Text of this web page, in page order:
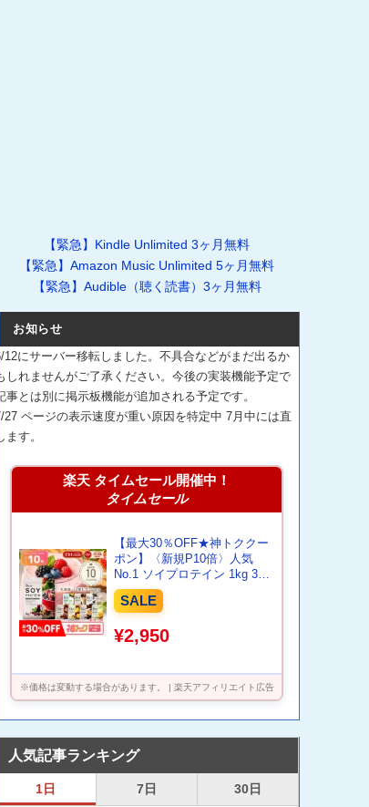
【緊急】Kindle Unlimited 3ヶ月無料
【緊急】Amazon Music Unlimited 5ヶ月無料
【緊急】Audible（聴く読書）3ヶ月無料
お知らせ
12にサーバー移転しました。不具合などがまだ出るか
しれませんがご了承ください。今後の実装機能予定で
事とは別に掲示板機能が追加される予定です。
27 ページの表示速度が重い原因を特定中 7月中には直
ます。
楽天 タイムセール開催中！
タイムセール
【最大30％OFF★神トククー
ポン】〈新規P10倍〉人気
No.1 ソイプロテイン 1kg 3kg
ザプロ ダイエット ソイ プロ
テイン 女性 美容 男性 植物性
プロテインダイエット 置き換
え 美味しい チョコ ピラティ
PROTEIN 送料無料
SALE
¥2,950
※価格は変動する場合があります。 | 楽天アフィリエイト広告
人気記事ランキング
1日 7日 30日